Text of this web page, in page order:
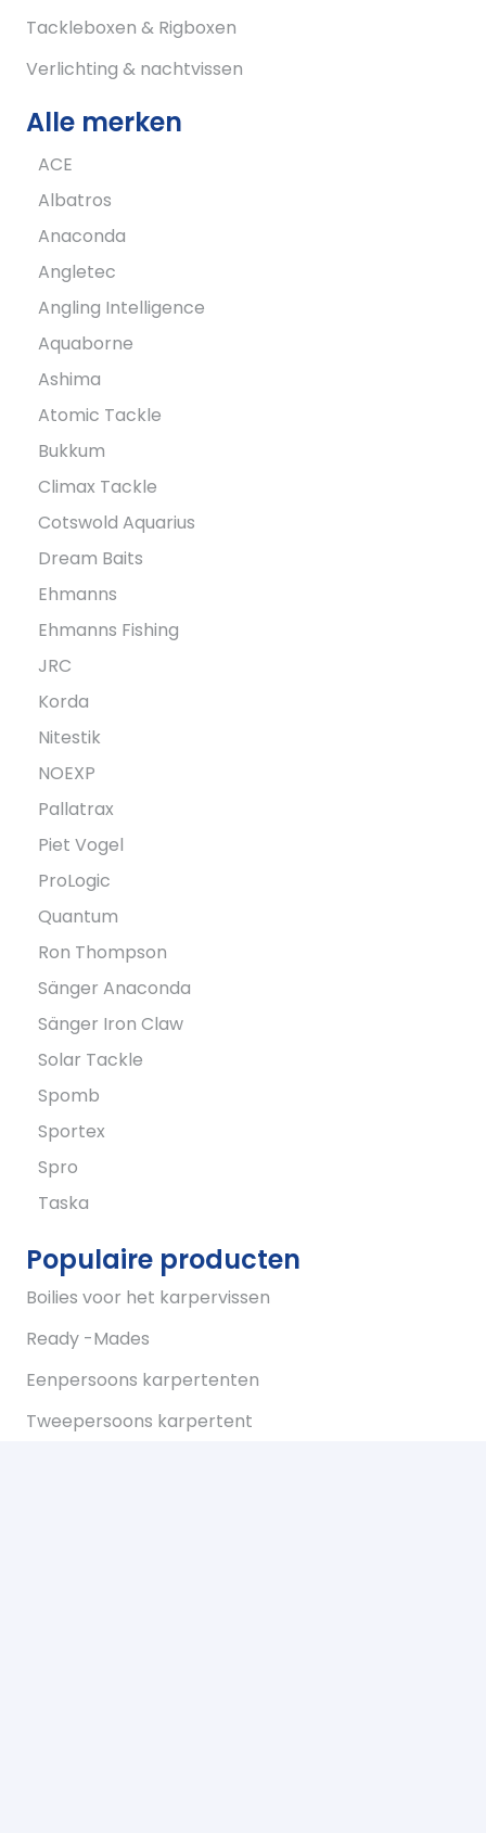
Tackleboxen & Rigboxen
Verlichting & nachtvissen
Alle merken
ACE
Albatros
Anaconda
Angletec
Angling Intelligence
Aquaborne
Ashima
Atomic Tackle
Bukkum
Climax Tackle
Cotswold Aquarius
Dream Baits
Ehmanns
Ehmanns Fishing
JRC
Korda
Nitestik
NOEXP
Pallatrax
Piet Vogel
ProLogic
Quantum
Ron Thompson
Sänger Anaconda
Sänger Iron Claw
Solar Tackle
Spomb
Sportex
Spro
Taska
Populaire producten
Boilies voor het karpervissen
Ready -Mades
Eenpersoons karpertenten
Tweepersoons karpertent